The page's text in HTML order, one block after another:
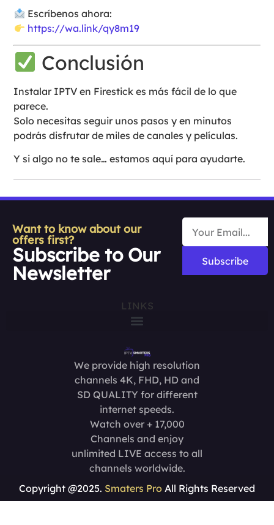
Escríbenos ahora:
https://wa.link/qy8m19
Conclusión
Instalar IPTV en Firestick es más fácil de lo que
parece.
Solo necesitas seguir unos pasos y en minutos
podrás disfrutar de miles de canales y películas.
Y si algo no te sale… estamos aquí para ayudarte.
Want to know about our
offers first?
Subscribe to Our
Newsletter
Subscribe
LINKS
We provide high resolution
channels 4K, FHD, HD and
SD QUALITY for different
internet speeds.
Watch over + 17,000
Channels and enjoy
unlimited LIVE access to all
channels worldwide.
Copyright @2025. Smaters Pro All Rights Reserved